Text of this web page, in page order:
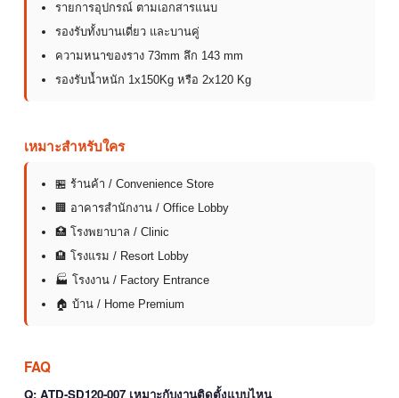
รายการอุปกรณ์ ตามเอกสารแนบ
รองรับทั้งบานเดี่ยว และบานคู่
ความหนาของราง 73mm ลึก 143 mm
รองรับน้ำหนัก 1x150Kg หรือ 2x120 Kg
เหมาะสำหรับใคร
🏪 ร้านค้า / Convenience Store
🏢 อาคารสำนักงาน / Office Lobby
🏥 โรงพยาบาล / Clinic
🏨 โรงแรม / Resort Lobby
🏭 โรงงาน / Factory Entrance
🏠 บ้าน / Home Premium
FAQ
Q: ATD-SD120-007 เหมาะกับงานติดตั้งแบบไหน